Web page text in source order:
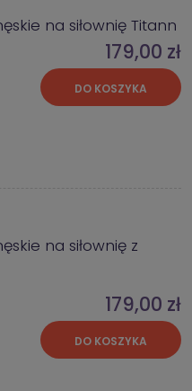
na siłownię Titann
179,00 zł
DO KOSZYKA
na siłownię z
179,00 zł
DO KOSZYKA